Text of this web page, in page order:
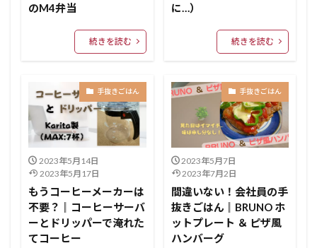
のM4弁当
続きを読む
に…）
続きを読む
手抜きごはん
2023年5月14日
2023年5月17日
もうコーヒーメーカーは
不要？║コーヒーサーバ
ーとドリッパーで淹れた
てコーヒー
手抜きごはん
2023年5月7日
2023年7月2日
間違いない！会社員の手
抜きごはん║BRUNO ホ
ットプレート ＆ ピザ風
ハンバーグ